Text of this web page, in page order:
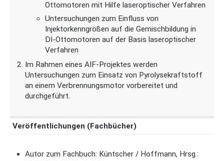
Ottomotoren mit Hilfe laseroptischer Verfahren
Untersuchungen zum Einfluss von
Injektorkenngrößen auf die Gemischbildung in
DI-Ottomotoren auf der Basis laseroptischer
Verfahren
Im Rahmen eines AIF-Projektes werden
Untersuchungen zum Einsatz von Pyrolysekraftstoff
an einem Verbrennungsmotor vorbereitet und
durchgeführt.
Veröffentlichungen (Fachbücher)
Autor zum Fachbuch: Küntscher / Hoffmann, Hrsg.: